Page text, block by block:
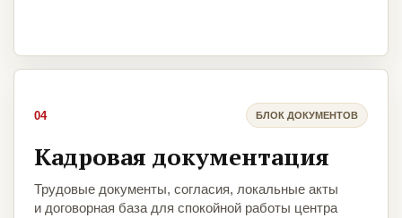
04 БЛОК ДОКУМЕНТОВ
Кадровая документация
Трудовые документы, согласия, локальные акты
и договорная база для спокойной работы центра